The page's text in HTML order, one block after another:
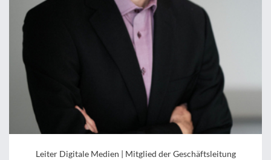
Leiter Digitale Medien | Mitglied der Geschäftsleitung